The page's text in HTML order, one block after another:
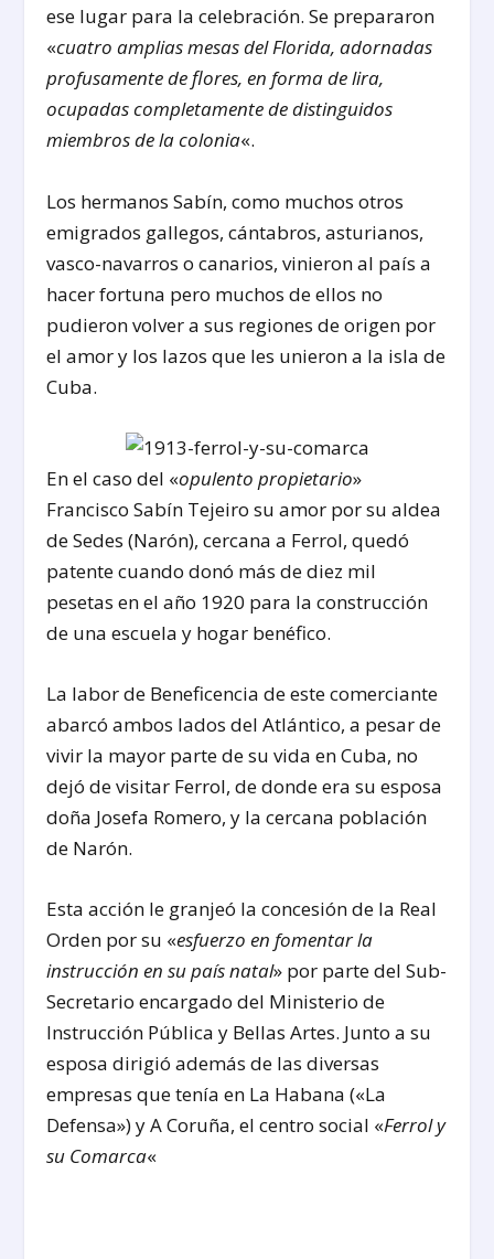
ese lugar para la celebración. Se prepararon
«cuatro amplias mesas del Florida, adornadas
profusamente de flores, en forma de lira,
ocupadas completamente de distinguidos
miembros de la colonia«.
Los hermanos Sabín, como muchos otros
emigrados gallegos, cántabros, asturianos,
vasco-navarros o canarios, vinieron al país a
hacer fortuna pero muchos de ellos no
pudieron volver a sus regiones de origen por
el amor y los lazos que les unieron a la isla de
Cuba.
En el caso del «opulento propietario»
Francisco Sabín Tejeiro su amor por su aldea
de Sedes (Narón), cercana a Ferrol, quedó
patente cuando donó más de diez mil
pesetas en el año 1920 para la construcción
de una escuela y hogar benéfico.
La labor de Beneficencia de este comerciante
abarcó ambos lados del Atlántico, a pesar de
vivir la mayor parte de su vida en Cuba, no
dejó de visitar Ferrol, de donde era su esposa
doña Josefa Romero, y la cercana población
de Narón.
Esta acción le granjeó la concesión de la Real
Orden por su «esfuerzo en fomentar la
instrucción en su país natal» por parte del Sub-
Secretario encargado del Ministerio de
Instrucción Pública y Bellas Artes. Junto a su
esposa dirigió además de las diversas
empresas que tenía en La Habana («La
Defensa») y A Coruña, el centro social «Ferrol y
su Comarca«